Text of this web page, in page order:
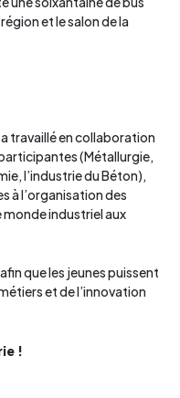
et le salon de la
travaillé en collaboration
(Métallurgie,
l’industrie du Béton),
à l’organisation des
industriel aux
que les jeunes puissent
et de l’innovation
!